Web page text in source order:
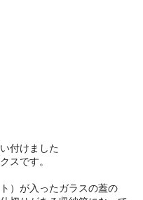
付けました
スです。
）が入ったガラスの蓋の